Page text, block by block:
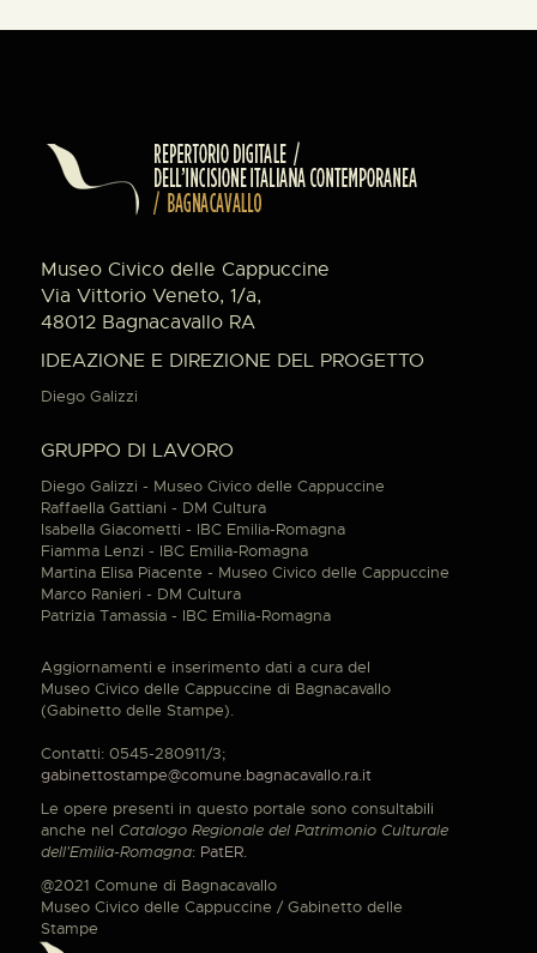
Museo Civico delle Cappuccine
Via Vittorio Veneto, 1/a,
48012 Bagnacavallo RA
IDEAZIONE E DIREZIONE DEL PROGETTO
Diego Galizzi
GRUPPO DI LAVORO
Diego Galizzi - Museo Civico delle Cappuccine
Raffaella Gattiani - DM Cultura
Isabella Giacometti - IBC Emilia-Romagna
Fiamma Lenzi - IBC Emilia-Romagna
Martina Elisa Piacente - Museo Civico delle Cappuccine
Marco Ranieri - DM Cultura
Patrizia Tamassia - IBC Emilia-Romagna
Aggiornamenti e inserimento dati a cura del
Museo Civico delle Cappuccine di Bagnacavallo
(Gabinetto delle Stampe).
Contatti: 0545-280911/3;
gabinettostampe@comune.bagnacavallo.ra.it
Le opere presenti in questo portale sono consultabili
anche nel Catalogo Regionale del Patrimonio Culturale
dell'Emilia-Romagna: PatER.
@2021 Comune di Bagnacavallo
Museo Civico delle Cappuccine / Gabinetto delle
Stampe